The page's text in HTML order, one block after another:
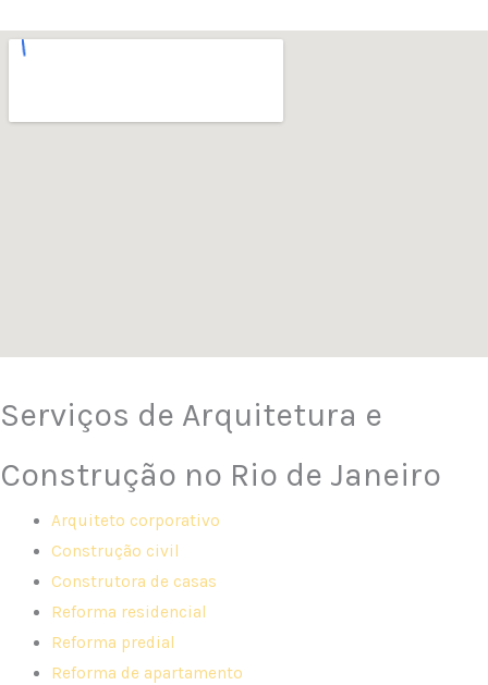
Serviços de Arquitetura e
Construção no Rio de Janeiro
Arquiteto corporativo
Construção civil
Construtora de casas
Reforma residencial
Reforma predial
Reforma de apartamento